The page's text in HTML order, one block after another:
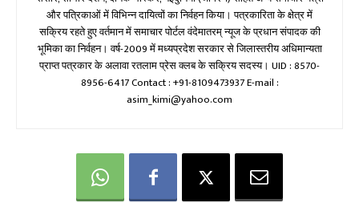
और पत्रिकाओं में विभिन्न दायित्वों का निर्वहन किया। पत्रकारिता के क्षेत्र में
सक्रिय रहते हुए वर्तमान में समाचार पोर्टल वंदेमातरम् न्यूज के प्रधान संपादक की
भूमिका का निर्वहन। वर्ष-2009 में मध्यप्रदेश सरकार से जिलास्तरीय अधिमान्यता
प्राप्त पत्रकार के अलावा रतलाम प्रेस क्लब के सक्रिय सदस्य। UID : 8570-
8956-6417 Contact : +91-8109473937 E-mail :
asim_kimi@yahoo.com